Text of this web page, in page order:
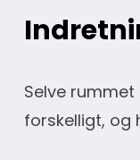
Selve
forskelligt, og